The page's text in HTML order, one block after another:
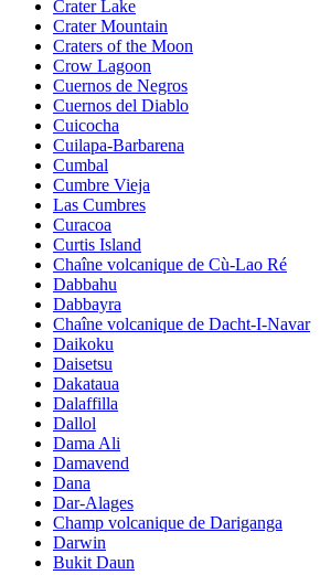
Crater Lake
Crater Mountain
Craters of the Moon
Crow Lagoon
Cuernos de Negros
Cuernos del Diablo
Cuicocha
Cuilapa-Barbarena
Cumbal
Cumbre Vieja
Las Cumbres
Curacoa
Curtis Island
Chaîne volcanique de Cù-Lao Ré
Dabbahu
Dabbayra
Chaîne volcanique de Dacht-I-Navar
Daikoku
Daisetsu
Dakataua
Dalaffilla
Dallol
Dama Ali
Damavend
Dana
Dar-Alages
Champ volcanique de Dariganga
Darwin
Bukit Daun